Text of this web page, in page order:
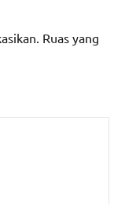
Ruas yang